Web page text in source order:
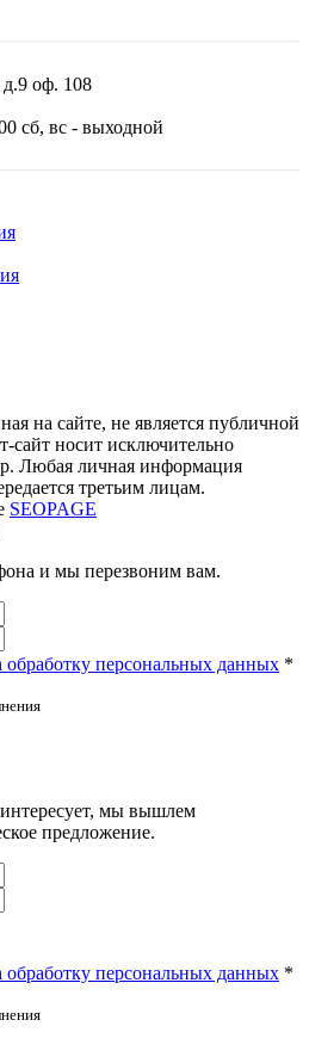
д.9 оф. 108
сб, вс - выходной
на сайте, не является публичной
сайт носит исключительно
Любая личная информация
третьим лицам.
SEOPAGE
и мы перезвоним вам.
обработку персональных данных *
мы вышлем
предложение.
обработку персональных данных *